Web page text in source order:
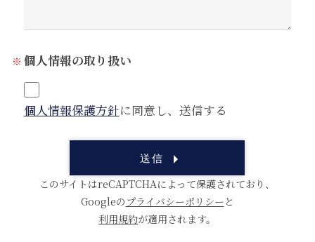
個人情報の取り扱い
個人情報保護方針に同意し、送信する
このサイトはreCAPTCHAによって保護されており、
Googleの プライバシーポリシー と
利用規約が適用されます。